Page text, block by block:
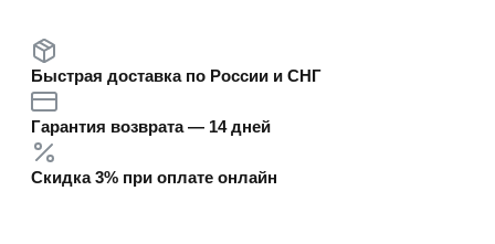
Быстрая доставка по России и СНГ
Гарантия возврата — 14 дней
Скидка 3% при оплате онлайн